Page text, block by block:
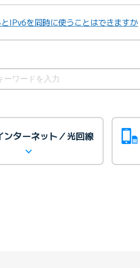
IPv6を同時に使うことはできますか
ターネット／光回線